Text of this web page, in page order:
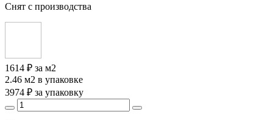
Снят с производства
1614 ₽ за м2
2.46 м2 в упаковке
3974 ₽ за упаковку